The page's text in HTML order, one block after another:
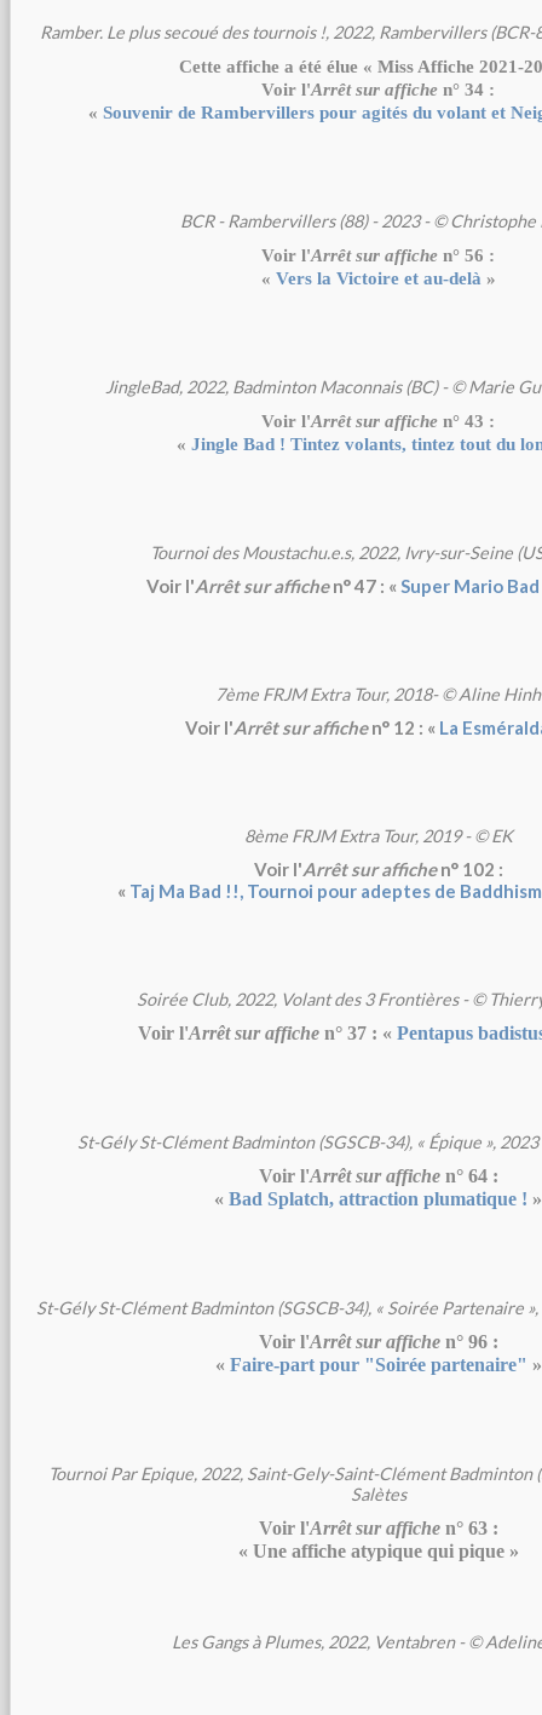
Ramber. Le plus secoué des tournois !, 2022, Rambervillers
Cette affiche a été élue « Miss Affiche 2021-
Voir l'Arrêt sur affiche n° 34 :
«Souvenir de Rambervillers pour agités du volant et
BCR - Rambervillers (88) - 2023 - © Christophe
Voir l'Arrêt sur affiche n° 56 :
« Vers la Victoire et au-delà »
JingleBad, 2022, Badminton Maconnais (BC) - © Marie
Voir l'Arrêt sur affiche n° 43 :
«Jingle Bad ! Tintez volants, tintez tout du
Tournoi des Moustachu.e.s, 2022, Ivry-sur-Seine
Voir l'Arrêt sur affichen° 47 : «Super Mario
7ème FRJM Extra Tour, 2018- © Aline Hinh
Voir l'Arrêt sur affichen° 12 : « La
8ème FRJM Extra Tour, 2019 - © EK
Voir l'Arrêt sur affichen° 102 :
« Taj Ma Bad !!, Tournoi pour adeptes de
Soirée Club, 2022, Volant des 3 Frontières - ©
Voir l'Arrêt sur affiche n° 37 : « Pentapus
St-Gély St-Clément Badminton (SGSCB-34), « Épique »,
Voir l'Arrêt sur affiche n° 64 :
«Bad Splatch, attraction plumatique ! »
St-Gély St-Clément Badminton (SGSCB-34), « Soirée Partenaire
Voir l'Arrêt sur affiche n° 96 :
« Faire-part pour "Soirée partenaire" »
Tournoi Par Epique, 2022, Saint-Gely-Saint-Clément Badminton
Salètes
Voir l'Arrêt sur affiche n° 63 :
« Une affiche atypique qui pique »
Les Gangs à Plumes, 2022, Ventabren - ©